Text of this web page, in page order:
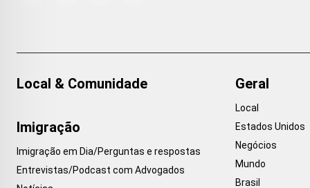
Local & Comunidade
Imigração
Imigração em Dia/Perguntas e respostas
Entrevistas/Podcast com Advogados
Geral
Local
Estados Unidos
Negócios
Mundo
Brasil